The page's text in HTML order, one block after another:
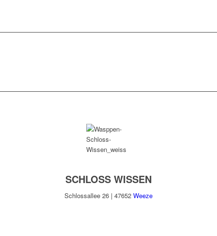
SCHLOSS WISSEN
Schlossallee 26 | 47652 Weeze